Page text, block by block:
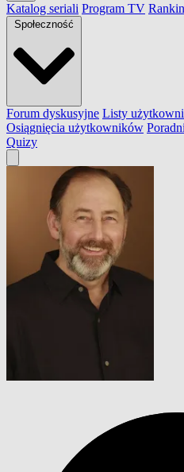
Katalog seriali Program TV
Społeczność
Forum dyskusyjne Listy
Osiągnięcia użytkowników
Quizy